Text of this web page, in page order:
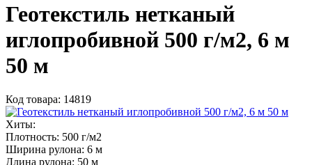
Геотекстиль нетканый
иглопробивной 500 г/м2, 6 м
50 м
Код товара: 14819
Хиты:
Плотность: 500 г/м2
Ширина рулона: 6 м
Длина рулона: 50 м